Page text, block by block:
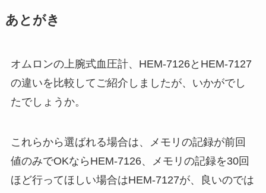
あとがき
オムロンの上腕式血圧計、HEM-7126とHEM-7127
の違いを比較してご紹介しましたが、いかがでし
たでしょうか。
これらから選ばれる場合は、メモリの記録が前回
値のみでOKならHEM-7126、メモリの記録を30回
ほど行ってほしい場合はHEM-7127が、良いのでは